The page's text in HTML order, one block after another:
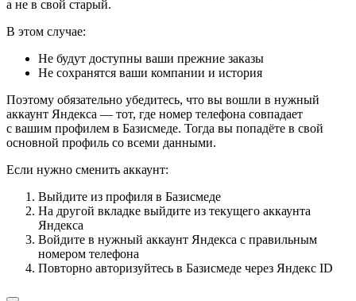
а не в свой старый.
В этом случае:
Не будут доступны ваши прежние заказы
Не сохранятся ваши компании и история
Поэтому обязательно убедитесь, что вы вошли в нужный
аккаунт Яндекса — тот, где номер телефона совпадает
с вашим профилем в Базисмеде. Тогда вы попадёте в свой
основной профиль со всеми данными.
Если нужно сменить аккаунт:
Выйдите из профиля в Базисмеде
На другой вкладке выйдите из текущего аккаунта
Яндекса
Войдите в нужный аккаунт Яндекса с правильным
номером телефона
Повторно авторизуйтесь в Базисмеде через Яндекс ID